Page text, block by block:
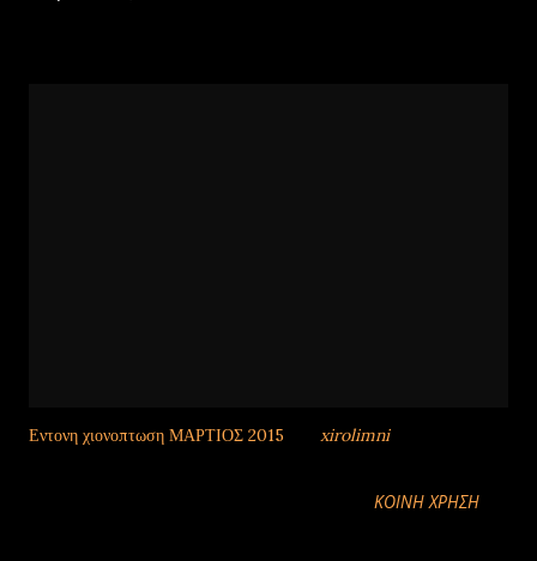
Εντονη χιονοπτωση ΜΑΡΤΙΟΣ 2015 xirolimni
ΚΟΙΝΉ ΧΡΉΣΗ